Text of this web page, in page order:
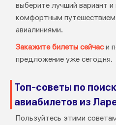
выберите лучший вариант
комфортным
авиалиниями.
Закажите билеты сейчаси
предложение уже сегодня.
Топ-советы по
авиабилетов из
Пользуйтесь этими